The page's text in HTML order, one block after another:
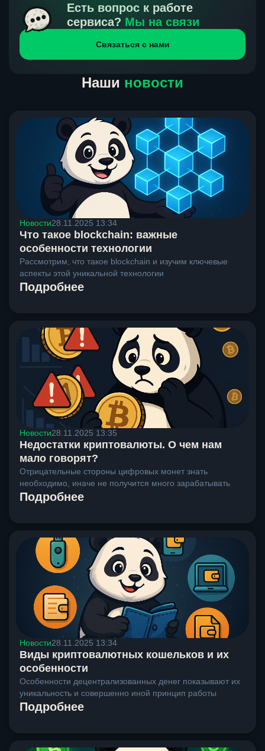
получения нами средств от тебя, а на другой части
направлений курс, указанный на сайте, является
окончательным. Если сомневаешься, напиши в онлайн-
чат на сайте, мы поможем разобраться.
Есть вопрос к работе
сервиса? Мы на связи
Связаться с нами
Наши новости
Новости28.11.2025 13:34
Что такое blockchain: важные
особенности технологии
Рассмотрим, что такое blockchain и изучим ключевые
аспекты этой уникальной технологии
Подробнее
Новости28.11.2025 13:35
Недостатки криптовалюты. О чем нам
мало говорят?
Отрицательные стороны цифровых монет знать
необходимо, иначе не получится много зарабатывать
Подробнее
Новости28.11.2025 13:34
Виды криптовалютных кошельков и их
особенности
Особенности децентрализованных денег показывают их
уникальность и совершенно иной принцип работы
Подробнее